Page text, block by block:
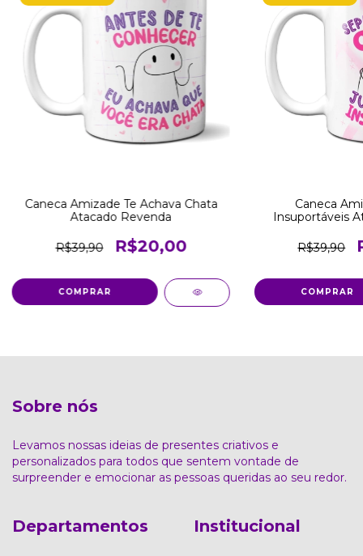
Caneca Amizade Te Achava Chata
Atacado Revenda
R$39,90 R$20,00
COMPRAR
Caneca
Insuportáveis
R$39,90
COMPRAR
Sobre nós
Levamos nossas ideias de presentes criativos e
personalizados para todos que sentem vontade de
surpreender e emocionar as pessoas queridas ao seu redor.
Departamentos Institucional